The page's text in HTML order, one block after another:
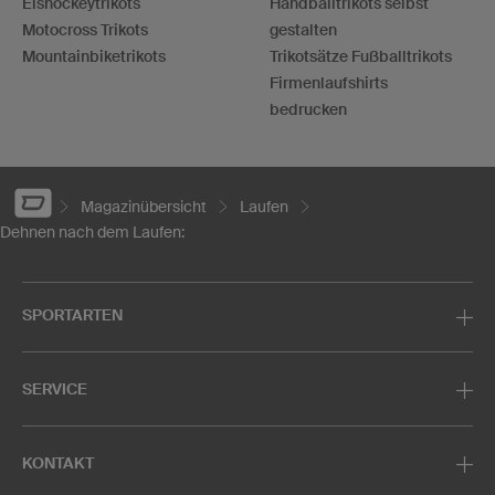
Motocross Trikots
Mountainbiketrikots
gestalten
Trikotsätze Fußballtrikots
Firmenlaufshirts
bedrucken
Magazinübersicht
Laufen
Dehnen nach dem Laufen:
SPORTARTEN
SERVICE
KONTAKT